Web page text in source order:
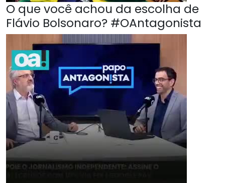
O que você achou da escolha de
Flávio Bolsonaro? #OAntagonista